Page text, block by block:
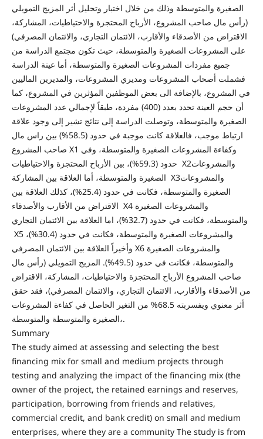
الصغيرة والمتوسطة وذلك من خلال اختبار وتحليل أثر المزيج التمويلي
(رأس مال صاحب المشروع، الأرباح المحتجزة والاحتياطيات، المشاركة،
الاقتراض من الأصدقاء والأقارب، الائتمان التجاري، والائتمان المصرفي)
على المشروعات الصغيرة والمتوسطة، حيث تكون مجتمع الدراسة من
جميع مفردات المشروعات الصغيرة والمتوسطة، أما عينة الدراسة
فشملت أصحاب المشروعات ومديري المشروعات، والمديرين الماليين
في المشروع، بالإضافة الى بعض الموظفين المؤثرين في المشروع، كما
أن حجم العينة تحدد بعدد (400) مفردة، طبقاً لإجمالي عدد المشروعات
الصغيرة والمتوسطة، وتوصلت الدراسة إلى نتائج تشير إلى وجود علاقة
ارتباط موجب، فالعلاقة كانت موجبة في حدود (58.5%) بين راس مال
صاحب المشروع X1 وكفاءة المشروعات الصغيرة والمتوسطة، وفي
حدود (59.3%)، بين الأرباح المحتجزة والاحتياطيات X2والمشروعات
الصغيرة والمتوسطة، أما العلاقة بين المشاركة X3والمشروعات
الصغيرة والمتوسطة، فكانت في حدود (25.4%)، كذلك العلاقة بين
الاقتراض من الأقارب والأصدقاء X4 والمشروعات الصغيرة
والمتوسطة، فكانت في حدود (32.7%)، اما العلاقة بين الائتمان التجاري
X5 والمشروعات الصغيرة والمتوسطة، فكانت في حدود (30.4%)،
وأخيراً العلاقة بين الائتمان المصرفي X6 والمشروعات الصغيرة
والمتوسطة، فكانت في حدود (49.5%). المزيج التمويلي (رأس مال
صاحب المشروع الأرباح المحتجزة والاحتياطيات، المشاركة، الاقتراض
من الأصدقاء والأقارب، الائتمان التجاري، والائتمان المصرفي)، فقد حقق
أثر معنوي ويفسربته 68.5% من التغير الحاصل في كفاءة المشروعات
الصغيرة والمتوسطة والمتوسطة،.
Summary
The study aimed at assessing and selecting the best
financing mix for small and medium projects through
testing and analyzing the impact of the financing mix (the
owner of the project, the retained earnings and reserves,
participation, borrowing from friends and relatives,
commercial credit, and bank credit) on small and medium
enterprises, where they are a community The study is from